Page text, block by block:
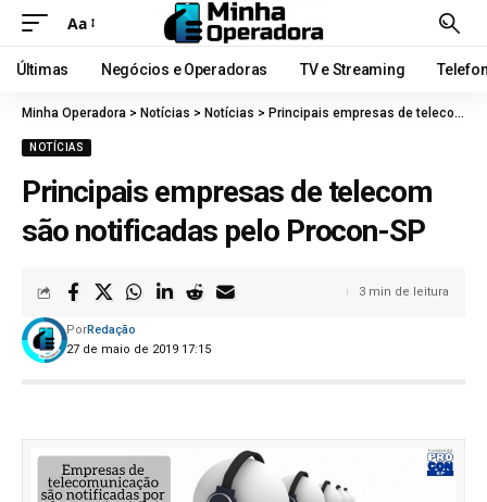
Aa
Últimas Negócios e Operadoras TV e Streaming
Minha Operadora > Notícias > Notícias > Principais empresas de telecom são notificadas pelo Procon-SP
NOTÍCIAS
Principais empresas de telecom
são notificadas pelo Procon-SP
27 de maio de 2019 17:15
PorRedação
3 min de leitura